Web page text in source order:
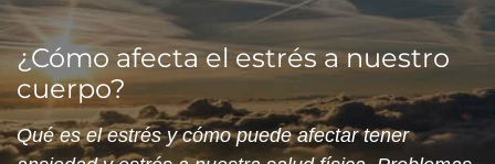
¿Cómo afecta el estrés a nuestro
cuerpo?
Qué es el estrés y cómo puede afectar tener